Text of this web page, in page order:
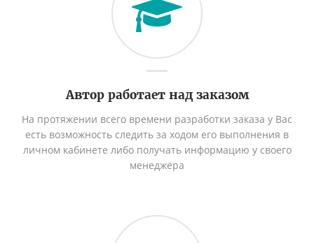
Автор работает над заказом
На протяжении всего времени разработки заказа у Вас
есть возможность следить за ходом его выполнения в
личном кабинете либо получать информацию у своего
менеджера